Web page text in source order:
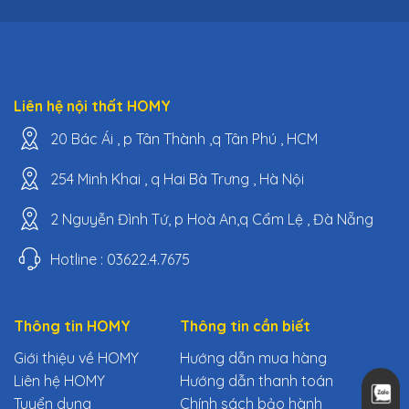
Liên hệ nội thất HOMY
20 Bác Ái , p Tân Thành ,q Tân Phú , HCM
254 Minh Khai , q Hai Bà Trưng , Hà Nội
2 Nguyễn Đình Tứ, p Hoà An,q Cẩm Lệ , Đà Nẵng
Hotline : 03622.4.7675
Thông tin HOMY
Giới thiệu về HOMY
Liên hệ HOMY
Tuyển dụng
Thông tin cần biết
Hướng dẫn mua hàng
Hướng dẫn thanh toán
Chính sách bảo hành